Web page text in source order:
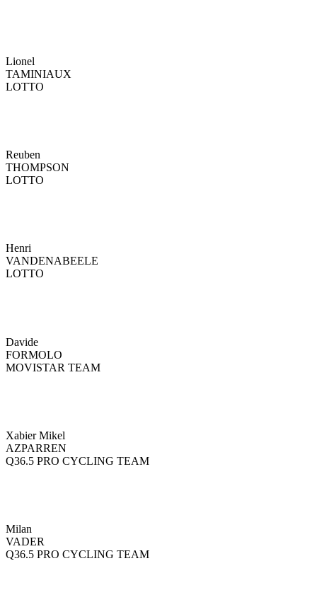
Lionel
TAMINIAUX
LOTTO
Reuben
THOMPSON
LOTTO
Henri
VANDENABEELE
LOTTO
Davide
FORMOLO
MOVISTAR TEAM
Xabier Mikel
AZPARREN
Q36.5 PRO CYCLING TEAM
Milan
VADER
Q36.5 PRO CYCLING TEAM